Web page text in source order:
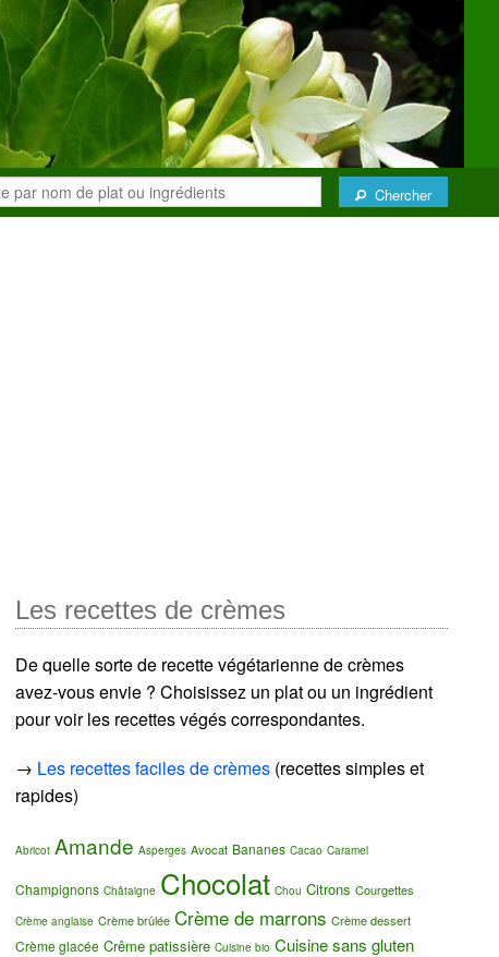
Chercher
Les recettes de crèmes
De quelle sorte de recette végétarienne de crèmes
avez-vous envie ? Choisissez un plat ou un ingrédient
pour voir les recettes végés correspondantes.
→ Les recettes faciles de crèmes (recettes simples et
rapides)
Abricot Amande Asperges Avocat Bananes Cacao Caramel
Champignons Châtaigne Chocolat Chou Citrons Courgettes
Crème anglaise Crème brûlée Crème de marrons Crème dessert
Crème glacée Crême patissière Cuisine bio Cuisine sans gluten